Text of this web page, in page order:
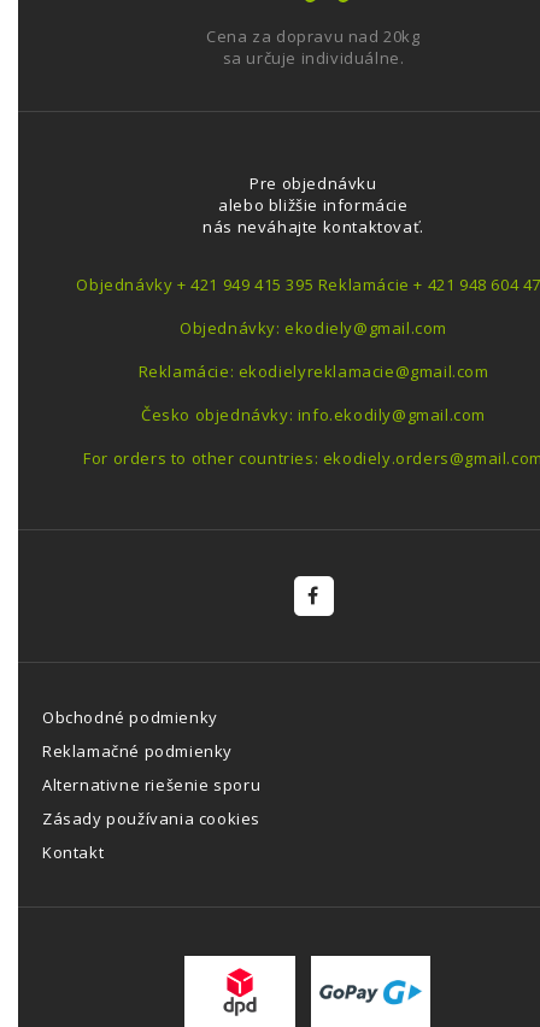
Cena za dopravu nad 20kg
sa určuje individuálne.
Pre objednávku
alebo bližšie informácie
nás neváhajte kontaktovať.
Objednávky + 421 949 415 395 Reklamácie + 421 948 604
Objednávky: ekodiely@gmail.com
Reklamácie: ekodielyreklamacie@gmail.com
Česko objednávky: info.ekodily@gmail.com
For orders to other countries:
Obchodné podmienky
Reklamačné podmienky
Alternativne riešenie sporu
Zásady používania cookies
Kontakt